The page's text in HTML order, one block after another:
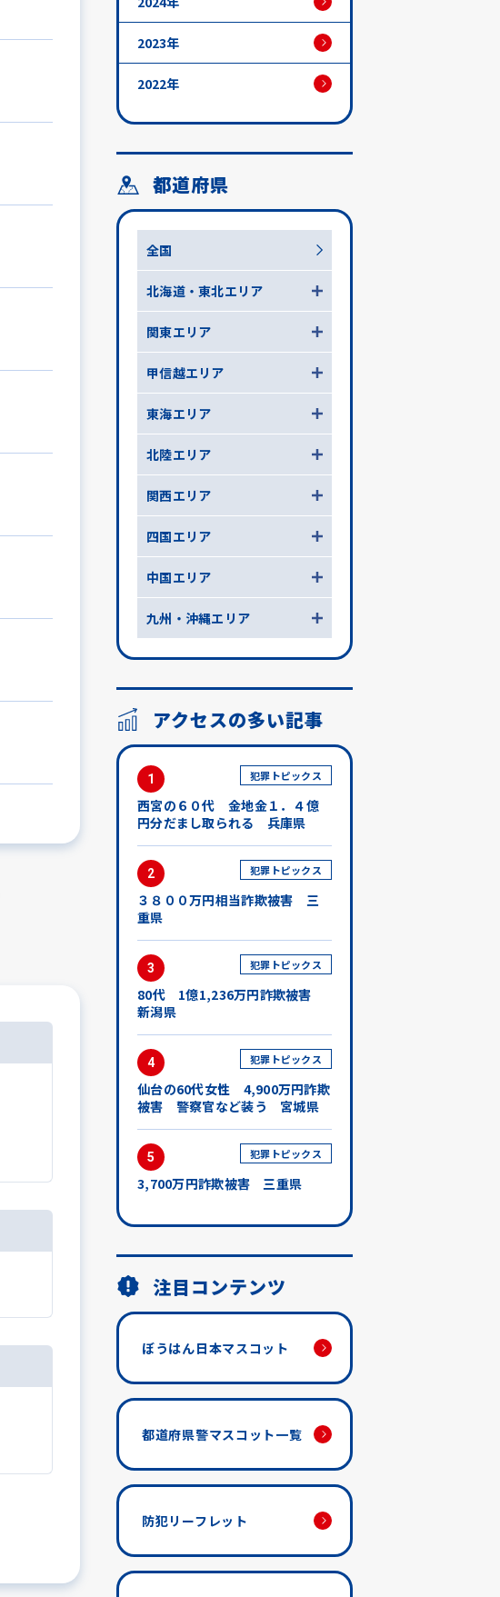
2023年
2022年
都道府県
全国
北海道・東北エリア
関東エリア
甲信越エリア
東海エリア
北陸エリア
関西エリア
四国エリア
中国エリア
九州・沖縄エリア
アクセスの多い記事
1 犯罪トピックス
西宮の６０代 金地金１．４億
円分だまし取られる 兵庫県
2 犯罪トピックス
３８００万円相当詐欺被害 三
重県
3 犯罪トピックス
80代 1億1,236万円詐欺被害
新潟県
4 犯罪トピックス
仙台の60代女性 4,900万円詐欺
被害 警察官など装う 宮城県
5 犯罪トピックス
3,700万円詐欺被害 三重県
注目コンテンツ
ぼうはん日本マスコット
都道府県警マスコット一覧
防犯リーフレット